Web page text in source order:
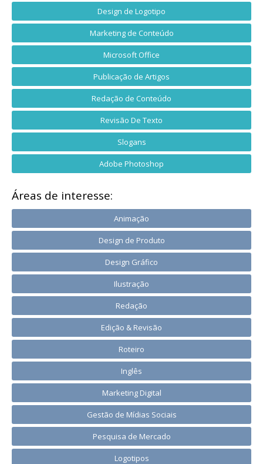
Design de Logotipo
Marketing de Conteúdo
Microsoft Office
Publicação de Artigos
Redação de Conteúdo
Revisão De Texto
Slogans
Adobe Photoshop
Áreas de interesse:
Animação
Design de Produto
Design Gráfico
Ilustração
Redação
Edição & Revisão
Roteiro
Inglês
Marketing Digital
Gestão de Mídias Sociais
Pesquisa de Mercado
Logotipos